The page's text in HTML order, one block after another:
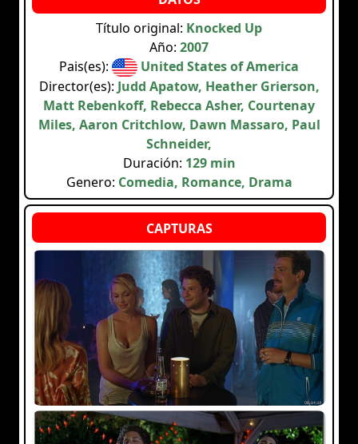
Título original: Knocked Up
Año: 2007
Pais(es):
United States of America
Director(es): Judd Apatow, Heather Grierson,
Matt Rebenkoff, Rebecca Asher, Courtenay
Miles, Aaron Critchlow, Dawn Massaro, Paul
Schneider,
Duración: 129 min
Genero: Comedia, Romance, Drama